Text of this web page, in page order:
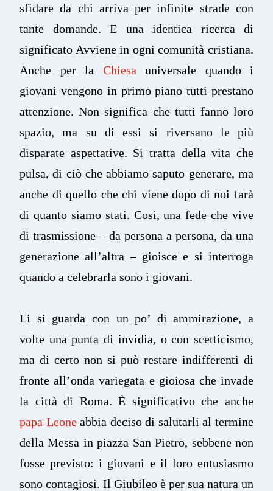
sfidare da chi arriva per infinite strade con
tante domande. E una identica ricerca di
significato Avviene in ogni comunità cristiana.
Anche per la Chiesa universale quando i
giovani vengono in primo piano tutti prestano
attenzione. Non significa che tutti fanno loro
spazio, ma su di essi si riversano le più
disparate aspettative. Si tratta della vita che
pulsa, di ciò che abbiamo saputo generare, ma
anche di quello che chi viene dopo di noi farà
di quanto siamo stati. Così, una fede che vive
di trasmissione – da persona a persona, da una
generazione all’altra – gioisce e si interroga
quando a celebrarla sono i giovani.
Li si guarda con un po’ di ammirazione, a
volte una punta di invidia, o con scetticismo,
ma di certo non si può restare indifferenti di
fronte all’onda variegata e gioiosa che invade
la città di Roma. È significativo che anche
papa Leoneabbia deciso di salutarli al termine
della Messa in piazza San Pietro, sebbene non
fosse previsto: i giovani e il loro entusiasmo
sono contagiosi. Il Giubileo è per sua natura un